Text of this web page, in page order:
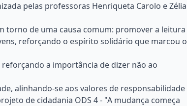
pelas professoras Henriqueta Carolo e Zélia
torno de uma causa comum: promover a leitura
reforçando o espírito solidário que marcou o
a importância de dizer não ao
alinhando-se aos valores de responsabilidade
de cidadania ODS 4 - "A mudança começa